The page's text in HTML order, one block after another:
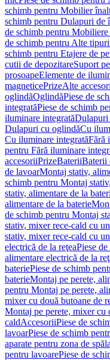
schimb pentru Mobilier
schimb pentru Dulapuri de
de schimb pentru Mobiliere
de schimb pentru Alte
schimb pentru Etajere de
cutii de depozitareSuport
prosoapeElemente de
magneticePrizeAlte
oglindăOglindăPiese de
integratăPiese de schimb
iluminare integratăDulapuri
Dulapuri cu oglindăCu
Cu iluminare integratăFără
pentru Fără iluminare
accesoriiPrizeBateriiBaterii
de lavoarMontaj stativ,
schimb pentru Montaj
stativ, alimentare de la
alimentare de la baterie
de schimb pentru Montaj
stativ, mixer rece-cald cu
stativ, mixer rece-cald cu
electrică de la reţeaPiese
alimentare electrică de la
bateriePiese de schimb
baterieMontaj pe perete,
pentru Montaj pe perete,
mixer cu două butoane de
Montaj pe perete, mixer cu
caldAccesoriiPiese de
lavoarPiese de schimb
aparate pentru zona de
pentru lavoarePiese de